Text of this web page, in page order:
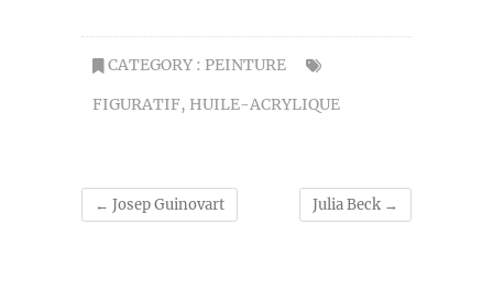
CATEGORY : PEINTURE
FIGURATIF, HUILE-ACRYLIQUE
← Josep Guinovart Julia Beck →